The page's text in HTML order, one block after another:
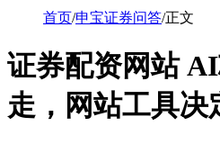
首页/申宝证券问答/正文
证券配资网站
走，网站工具决